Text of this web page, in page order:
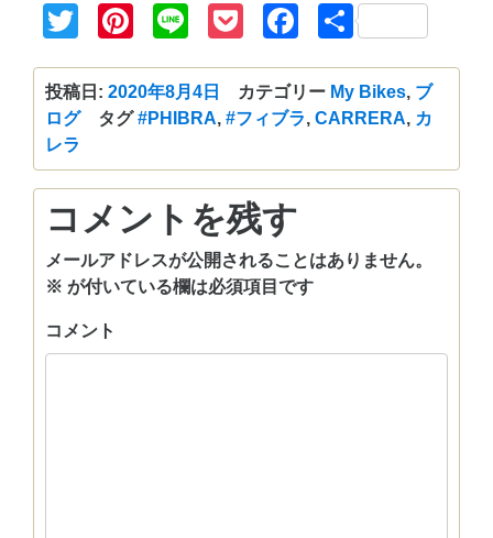
TwitterPinterest
Line PocketFacebook
共
有
投稿日: 2020年8月4日 カテゴリー My Bikes, ブ
ログ
タグ#PHIBRA, #フィブラ, CARRERA, カ
レラ
コメントを残す
メールアドレスが公開されることはありません。
※ が付いている欄は必須項目です
コメント